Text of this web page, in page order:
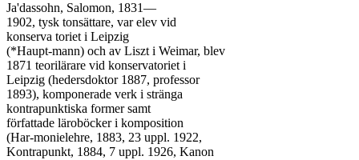
Ja'dassohn, Salomon, 1831—
1902, tysk tonsättare, var elev vid
konserva toriet i Leipzig
(*Haupt-mann) och av Liszt i Weimar, blev
1871 teorilärare vid konservatoriet i
Leipzig (hedersdoktor 1887, professor
1893), komponerade verk i stränga
kontrapunktiska former samt
författade läroböcker i komposition
(Har-monielehre, 1883, 23 uppl. 1922,
Kontrapunkt, 1884, 7 uppl. 1926, Kanon